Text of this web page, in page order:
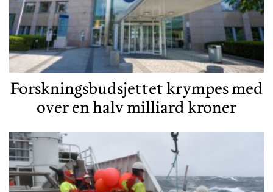
Forskningsbudsjettet krympes med
over en halv milliard kroner